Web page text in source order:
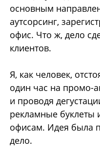
основным
аутсорсинг,
офис. Что ж, дело
клиентов.
Я, как человек,
один час на промо-
и проводя
рекламные буклеты
офисам. Идея была
дело.